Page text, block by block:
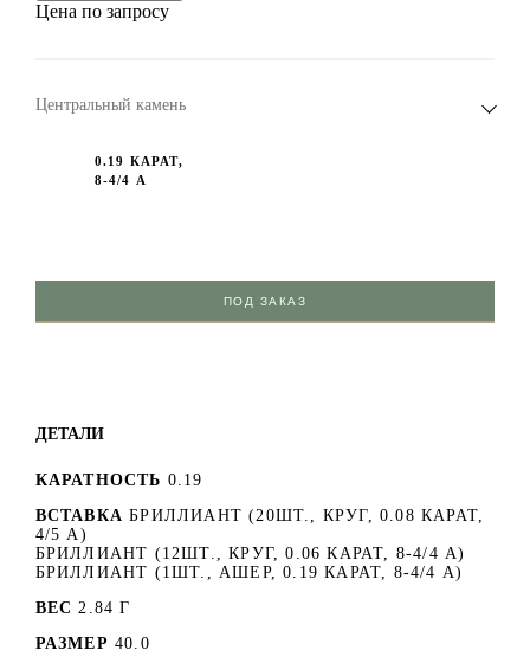
Цена по запросу
Центральный камень
0.19 КАРАТ,
8-4/4 А
ПОД ЗАКАЗ
ДЕТАЛИ
КАРАТНОСТЬ 0.19
ВСТАВКА БРИЛЛИАНТ (20ШТ., КРУГ, 0.08 КАРАТ,
4/5 А)
БРИЛЛИАНТ (12ШТ., КРУГ, 0.06 КАРАТ, 8-4/4 А)
БРИЛЛИАНТ (1ШТ., АШЕР, 0.19 КАРАТ, 8-4/4 А)
ВЕС 2.84 Г
РАЗМЕР 40.0